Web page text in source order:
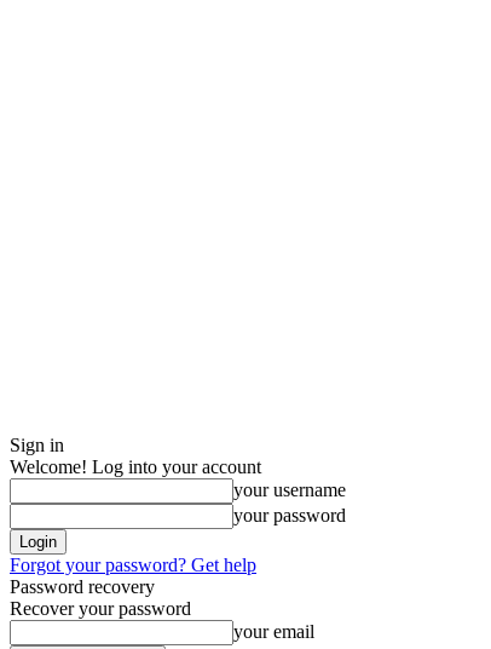
Sign in
Welcome! Log into your account
your username
your password
Forgot your password? Get help
Password recovery
Recover your password
your email